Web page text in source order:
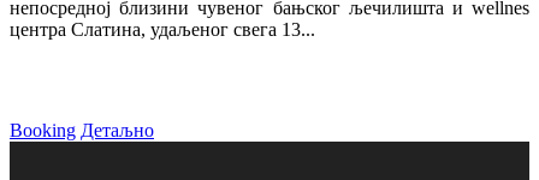
непосредној близини чувеног бањског љечилишта и wellnes
центра Слатина, удаљеног свега 13...
Booking Детаљно